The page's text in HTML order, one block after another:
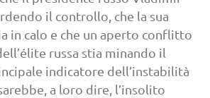
il controllo, che la sua
in calo e che un aperto conflitto
russa stia minando il
indicatore dell’instabilità
a loro dire, l’insolito